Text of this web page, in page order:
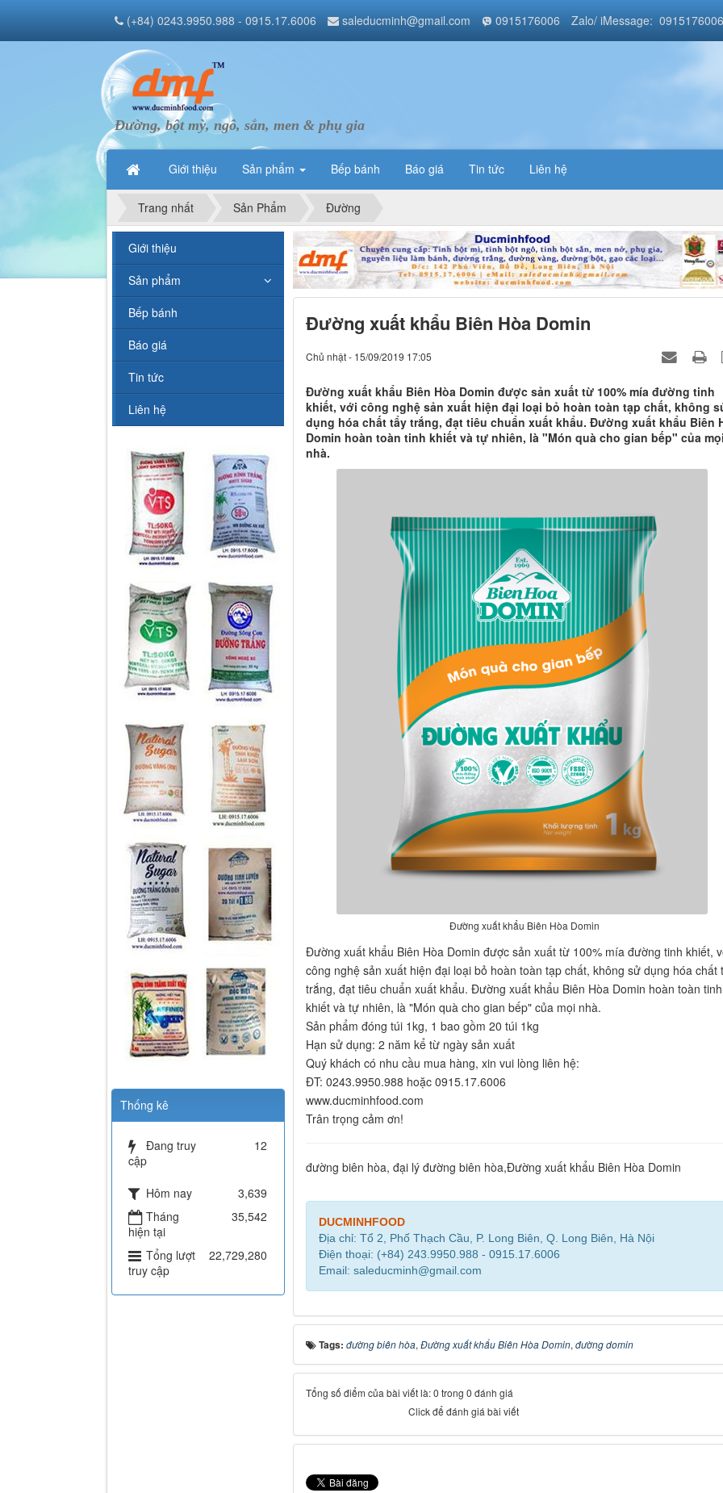
Đường, bột mỳ, ngô, sắn, men & phụ gia
Giới thiệu Sản phẩm Bếp bánh Báo giá Tin tức Liên hệ
(+84) 0243.9950.988 - 0915.17.6006 saleducminh@gmail.com 0915176006 Zalo/ iMessage: 0915176006
Trang nhất Sản Phẩm Đường
Đường xuất khẩu Biên Hòa Domin
Chủ nhật - 15/09/2019 17:05
Đường xuất khẩu Biên Hòa Domin được sản xuất từ 100% mía đường tinh
khiết, với công nghệ sản xuất hiện đại loại bỏ hoàn toàn tạp chất, không
dụng hóa chất tẩy trắng, đạt tiêu chuẩn xuất khẩu. Đường xuất khẩu Biên
Domin hoàn toàn tinh khiết và tự nhiên, là "Món quà cho gian bếp" của
nhà.
Đường xuất khẩu Biên Hòa Domin
Đường xuất khẩu Biên Hòa Domin được sản xuất từ 100% mía đường tinh khiết,
công nghệ sản xuất hiện đại loại bỏ hoàn toàn tạp chất, không sử dụng hóa chất
trắng, đạt tiêu chuẩn xuất khẩu. Đường xuất khẩu Biên Hòa Domin hoàn toàn tinh
khiết và tự nhiên, là "Món quà cho gian bếp" của mọi nhà.
Sản phẩm đóng túi 1kg, 1 bao gồm 20 túi 1kg
Hạn sử dụng: 2 năm kể từ ngày sản xuất
Quý khách có nhu cầu mua hàng, xin vui lòng liên hệ:
ĐT: 0243.9950.988 hoặc 0915.17.6006
www.ducminhfood.com
Trân trọng cảm ơn!
đường biên hòa, đại lý đường biên hòa,Đường xuất khẩu Biên Hòa Domin
DUCMINHFOOD
Địa chỉ: Tổ 2, Phố Thạch Cầu, P. Long Biên, Q. Long Biên, Hà Nội
Điện thoại: (+84) 243.9950.988 - 0915.17.6006
Email: saleducminh@gmail.com
Tags: đường biên hòa, Đường xuất khẩu Biên Hòa Domin, đường domin
Tổng số điểm của bài viết là: 0 trong 0 đánh giá
Click để đánh giá bài viết
Giới thiệu
Sản phẩm
Bếp bánh
Báo giá
Tin tức
Liên hệ
Thống kê
Đang truy
cập
12
Hôm nay
3,639
Tháng
hiện tại
35,542
Tổng lượt
truy cập
22,729,280